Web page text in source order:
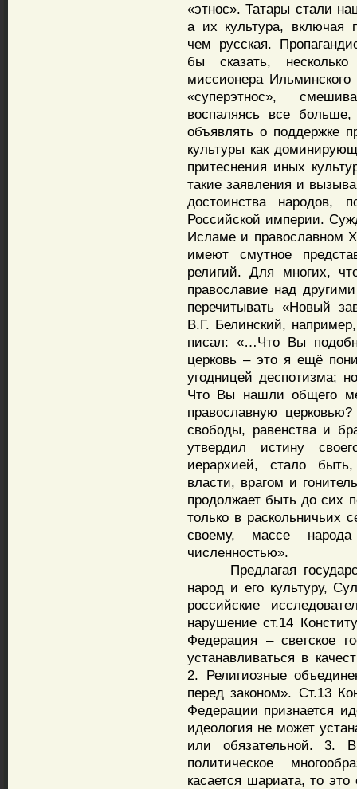
«этнос». Татары стали
а их культура, включая
чем русская.
бы сказать, несколько
миссионера
«суперэтнос»,
воспаляясь все больше,
объявлять о поддержке
культуры как
притеснения иных
такие заявления и
достоинства народов,
Российской империи.
Исламе и православном
имеют смутное
религий. Для многих,
православие над
перечитывать «Новый
В.Г. Белинский,
писал: «…Что Вы
церковь – это я ещё
угодницей деспотизма;
Что Вы нашли общего
православную
свободы, равенства и
утвердил истину
иерархией, стало
власти, врагом и
продолжает быть до сих
только в раскольничьих
своему, массе
численностью».
Предлагая
народ и его культуру,
российские
нарушение ст.14
Федерация – светское
устанавливаться в
2. Религиозные
перед законом». Ст.13
Федерации признается
идеология не может
или обязательной. 3.
политическое
касается шариата, то